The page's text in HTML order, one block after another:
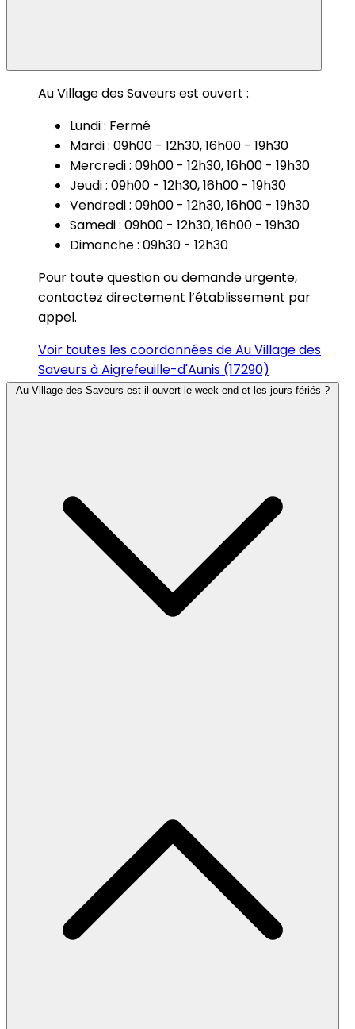
Au Village des Saveurs est ouvert :
Lundi : Fermé
Mardi : 09h00 - 12h30, 16h00 - 19h30
Mercredi : 09h00 - 12h30, 16h00 - 19h30
Jeudi : 09h00 - 12h30, 16h00 - 19h30
Vendredi : 09h00 - 12h30, 16h00 - 19h30
Samedi : 09h00 - 12h30, 16h00 - 19h30
Dimanche : 09h30 - 12h30
Pour toute question ou demande urgente,
contactez directement l’établissement par
appel.
Voir toutes les coordonnées de Au Village des
Saveurs à Aigrefeuille-d'Aunis (17290)
Au Village des Saveurs est-il ouvert le week-end et les jours fériés ?